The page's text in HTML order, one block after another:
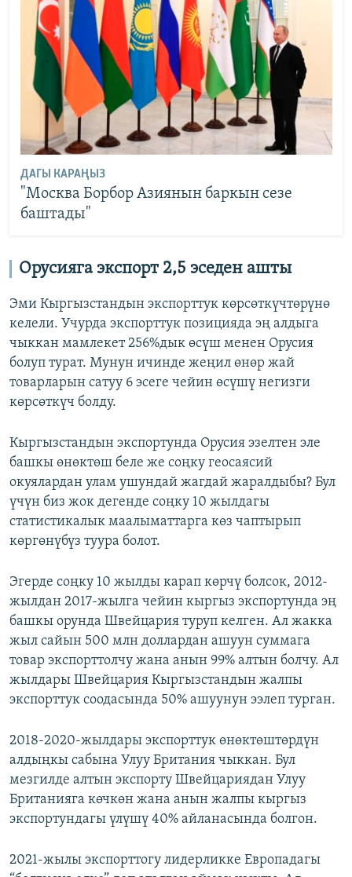
ДАГЫ КАРАҢЫЗ
"Москва Борбор Азиянын баркын сезе
баштады"
Орусияга экспорт 2,5 эседен ашты
Эми Кыргызстандын экспорттук көрсөткүчтөрүнө
келели. Учурда экспорттук позицияда эң алдыга
чыккан мамлекет 256%дык өсүш менен Орусия
болуп турат. Мунун ичинде жеңил өнөр жай
товарларын сатуу 6 эсеге чейин өсүшү негизги
көрсөткүч болду.
Кыргызстандын экспортунда Орусия эзелтен эле
башкы өнөктөш беле же соңку геосаясий
окуялардан улам ушундай жагдай жаралдыбы? Бул
үчүн биз жок дегенде соңку 10 жылдагы
статистикалык маалыматтарга көз чаптырып
көргөнүбүз туура болот.
Эгерде соңку 10 жылды карап көрчү болсок, 2012-
жылдан 2017-жылга чейин кыргыз экспортунда эң
башкы орунда Швейцария туруп келген. Ал жакка
жыл сайын 500 млн доллардан ашуун суммага
товар экспорттолчу жана анын 99% алтын болчу. Ал
жылдары Швейцария Кыргызстандын жалпы
экспорттук соодасында 50% ашуунун ээлеп турган.
2018-2020-жылдары экспорттук өнөктөштөрдүн
алдыңкы сабына Улуу Британия чыккан. Бул
мезгилде алтын экспорту Швейцариядан Улуу
Британияга көчкөн жана анын жалпы кыргыз
экспортундагы үлүшү 40% айланасында болгон.
2021-жылы экспорттогу лидерликке Европадагы